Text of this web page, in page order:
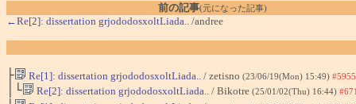
前の記事(元になった記事)
←Re[2]: dissertation grjododosxoltLiada.. /andree
├ Re[1]: dissertation grjododosxoltLiada.. / zetisno (23/06/19(Mon) 15:49) #5955
│└ Re[2]: dissertation grjododosxoltLiada.. / Bikotre (25/01/02(Thu) 16:44)